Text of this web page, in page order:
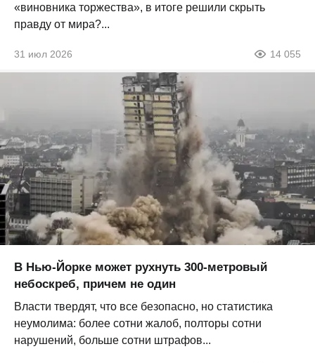
«виновника торжества», в итоге решили скрыть
правду от мира?...
31 июл 2026 14 055
В Нью-Йорке может рухнуть 300-метровый
небоскреб, причем не один
Власти твердят, что все безопасно, но статистика
неумолима: более сотни жалоб, полторы сотни
нарушений, больше сотни штрафов...